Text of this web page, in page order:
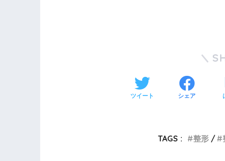
ツイート シェア
TAGS :
整形